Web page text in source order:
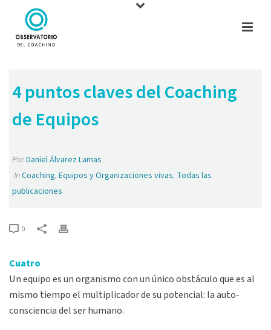
4 puntos claves del Coaching
de Equipos
PorDaniel Álvarez Lamas
InCoaching, Equipos y Organizaciones vivas, Todas las
publicaciones
0
Cuatro
Un equipo es un organismo con un único obstáculo que es al
mismo tiempo el multiplicador de su potencial: la auto-
consciencia del ser humano.